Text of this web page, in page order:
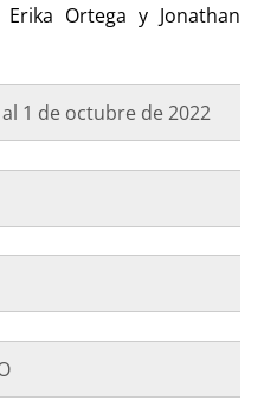
Erika Ortega y Jonathan
1 de octubre de 2022